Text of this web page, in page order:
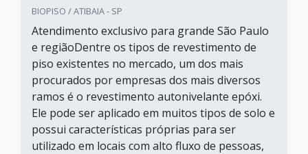
BIOPISO / ATIBAIA - SP
Atendimento exclusivo para grande São Paulo
e regiãoDentre os tipos de revestimento de
piso existentes no mercado, um dos mais
procurados por empresas dos mais diversos
ramos é o revestimento autonivelante epóxi.
Ele pode ser aplicado em muitos tipos de solo e
possui características próprias para ser
utilizado em locais com alto fluxo de pessoas,